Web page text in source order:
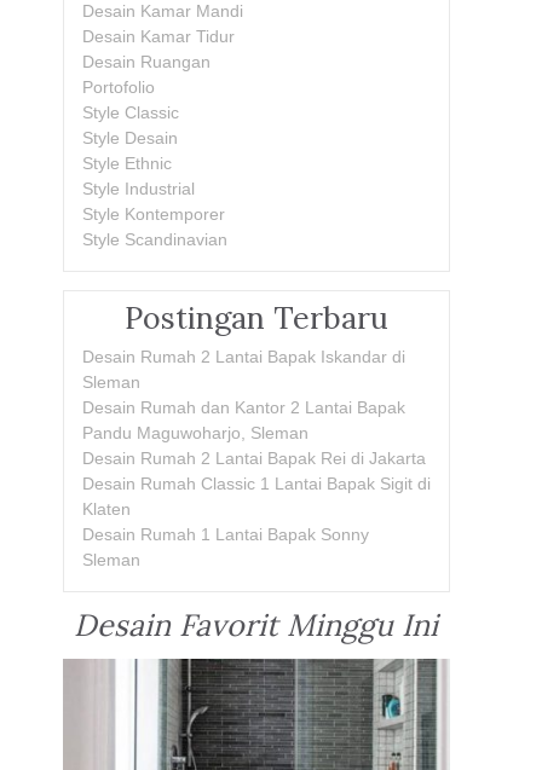
Desain Kamar Mandi
Desain Kamar Tidur
Desain Ruangan
Portofolio
Style Classic
Style Desain
Style Ethnic
Style Industrial
Style Kontemporer
Style Scandinavian
Postingan Terbaru
Desain Rumah 2 Lantai Bapak Iskandar di
Sleman
Desain Rumah dan Kantor 2 Lantai Bapak
Pandu Maguwoharjo, Sleman
Desain Rumah 2 Lantai Bapak Rei di Jakarta
Desain Rumah Classic 1 Lantai Bapak Sigit di
Klaten
Desain Rumah 1 Lantai Bapak Sonny
Sleman
Desain Favorit Minggu Ini